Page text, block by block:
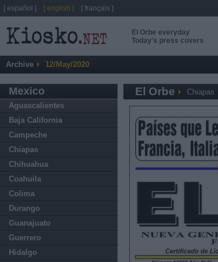
El Orbe everyday
Today's press covers
Archive 12/May/2020
Mexico
Aguascalientes
Baja California
Campeche
Chiapas
Chihuahua
Coahuila
Colima
Durango
Guanajuato
Guerrero
Hidalgo
El Orbe Chiapas
[ español ] [ english ] [ français ]